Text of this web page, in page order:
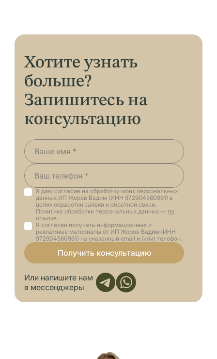
Также получателем документа
могут быть представители по
нотариальной доверенности. Для
выдачи повторного бланка
свидетельства необходимо
подтвердить заинтересованность и
предоставить документы,
подтверждающие ваше право на
восстановление свидетельства.
Хотите узнать
больше?
Запишитесь на
консультацию
Или напишите нам
в мессенджеры
Я даю согласие на обработку моих персональных
данных ИП Жоров Вадим (ИНН 972904560961) в
целях обработки заявки и обратной связи.
Политика обработки персональных данных — по
ссылке.
Я согласен получать информационные и
рекламные материалы от ИП Жоров Вадим (ИНН
972904560961) на указанный email и (или) телефон.
Получить консультацию